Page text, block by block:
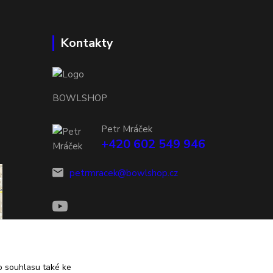
Kontakty
BOWLSHOP
Petr Mráček
+420 602 549 946
petrmracek@bowlshop.cz
souhlasu také ke